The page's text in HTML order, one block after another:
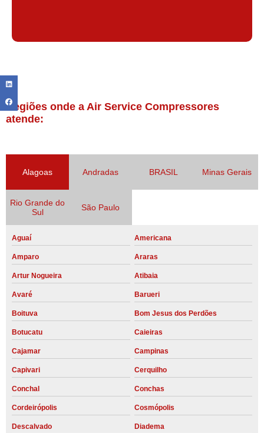
Regiões onde a Air Service Compressores
atende:
Alagoas Andradas BRASIL Minas Gerais
Rio Grande do
Sul
São Paulo
Aguaí Americana
Amparo Araras
Artur Nogueira Atibaia
Avaré Barueri
Boituva Bom Jesus dos Perdões
Botucatu Caieiras
Cajamar Campinas
Capivari Cerquilho
Conchal Conchas
Cordeirópolis Cosmópolis
Descalvado Diadema